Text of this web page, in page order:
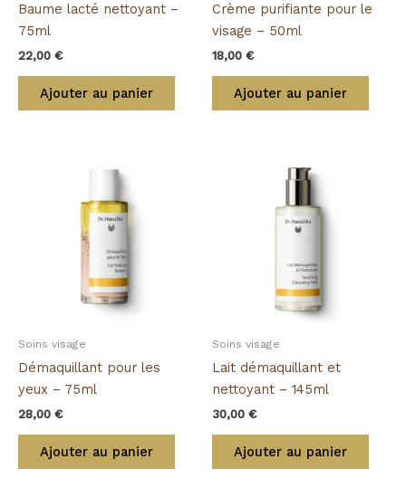
Baume lacté nettoyant –
75ml
22,00 €
Ajouter au panier
Crème purifiante pour le
visage – 50ml
18,00 €
Ajouter au panier
Soins visage
Démaquillant pour les
yeux – 75ml
28,00 €
Ajouter au panier
Soins visage
Lait démaquillant et
nettoyant – 145ml
30,00 €
Ajouter au panier